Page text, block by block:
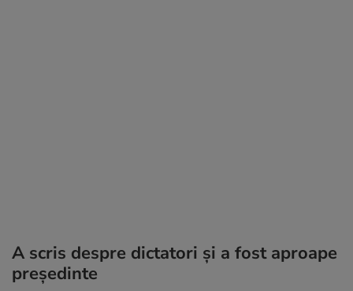
A scris despre dictatori și a fost aproape
președinte